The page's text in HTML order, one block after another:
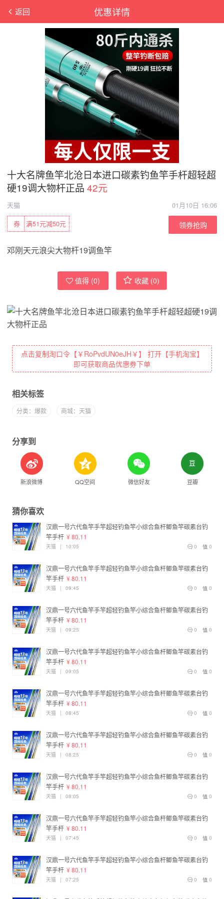
优惠详情
返回
十大名牌鱼竿北沧日本进口碳素钓鱼竿手杆超轻超
硬19调大物杆正品 42元
天猫
01月10日 16:06
满51元减50元
券 领券抢购
邓刚天元浪尖大物杆19调鱼竿
值得 (0) 收藏 (0)
点击复制淘口令【￥RoPvdUN0eJH￥】 打开【手机淘宝】
即可获取商品优惠券下单
相关标签
分类：爆款 商城：天猫
分享到
新浪微博 QQ空间 微信好友 豆瓣
猜你喜欢
汉鼎一号六代鱼竿手竿超轻钓鱼竿小综合鱼杆鲫鱼竿碳素台钓
竿手杆 ¥ 80.11
0
0
天猫 | 10:05
汉鼎一号六代鱼竿手竿超轻钓鱼竿小综合鱼杆鲫鱼竿碳素台钓
竿手杆 ¥ 80.11
0
0
天猫 | 09:45
汉鼎一号六代鱼竿手竿超轻钓鱼竿小综合鱼杆鲫鱼竿碳素台钓
竿手杆 ¥ 80.11
0
0
天猫 | 09:25
汉鼎一号六代鱼竿手竿超轻钓鱼竿小综合鱼杆鲫鱼竿碳素台钓
竿手杆 ¥ 80.11
0
0
天猫 | 09:05
汉鼎一号六代鱼竿手竿超轻钓鱼竿小综合鱼杆鲫鱼竿碳素台钓
竿手杆 ¥ 80.11
0
0
天猫 | 08:45
汉鼎一号六代鱼竿手竿超轻钓鱼竿小综合鱼杆鲫鱼竿碳素台钓
竿手杆 ¥ 80.11
0
0
天猫 | 08:25
汉鼎一号六代鱼竿手竿超轻钓鱼竿小综合鱼杆鲫鱼竿碳素台钓
竿手杆 ¥ 80.11
0
0
天猫 | 08:05
汉鼎一号六代鱼竿手竿超轻钓鱼竿小综合鱼杆鲫鱼竿碳素台钓
竿手杆 ¥ 80.11
0
0
天猫 | 07:45
汉鼎一号六代鱼竿手竿超轻钓鱼竿小综合鱼杆鲫鱼竿碳素台钓
竿手杆 ¥ 80.11
0
0
天猫 | 07:25